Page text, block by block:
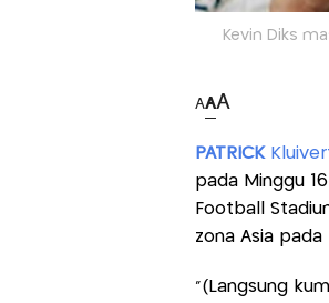
Kevin Diks
AAA
PATRICK
pada Minggu
Football
zona Asia pada
“(Langsung